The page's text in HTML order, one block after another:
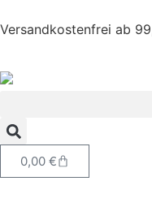
Versandkostenfrei ab
0,00 €